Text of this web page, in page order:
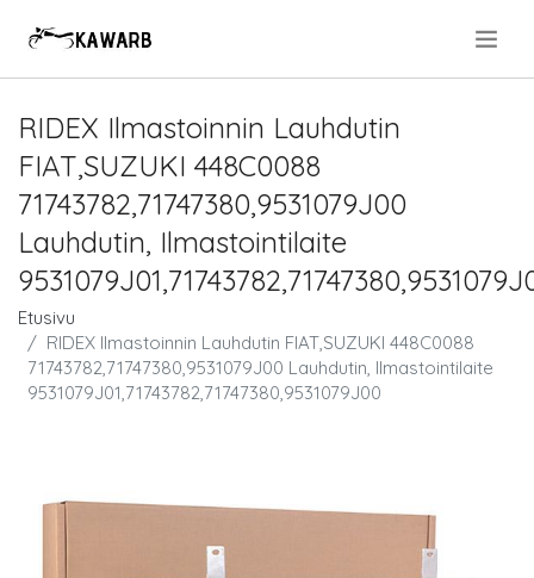
RIDEX Ilmastoinnin Lauhdutin
FIAT,SUZUKI 448C0088
71743782,71747380,9531079J00
Lauhdutin, Ilmastointilaite
Etusivu
RIDEX Ilmastoinnin Lauhdutin FIAT,SUZUKI 448C0088
71743782,71747380,9531079J00 Lauhdutin, Ilmastointilaite
9531079J01,71743782,71747380,9531079J00